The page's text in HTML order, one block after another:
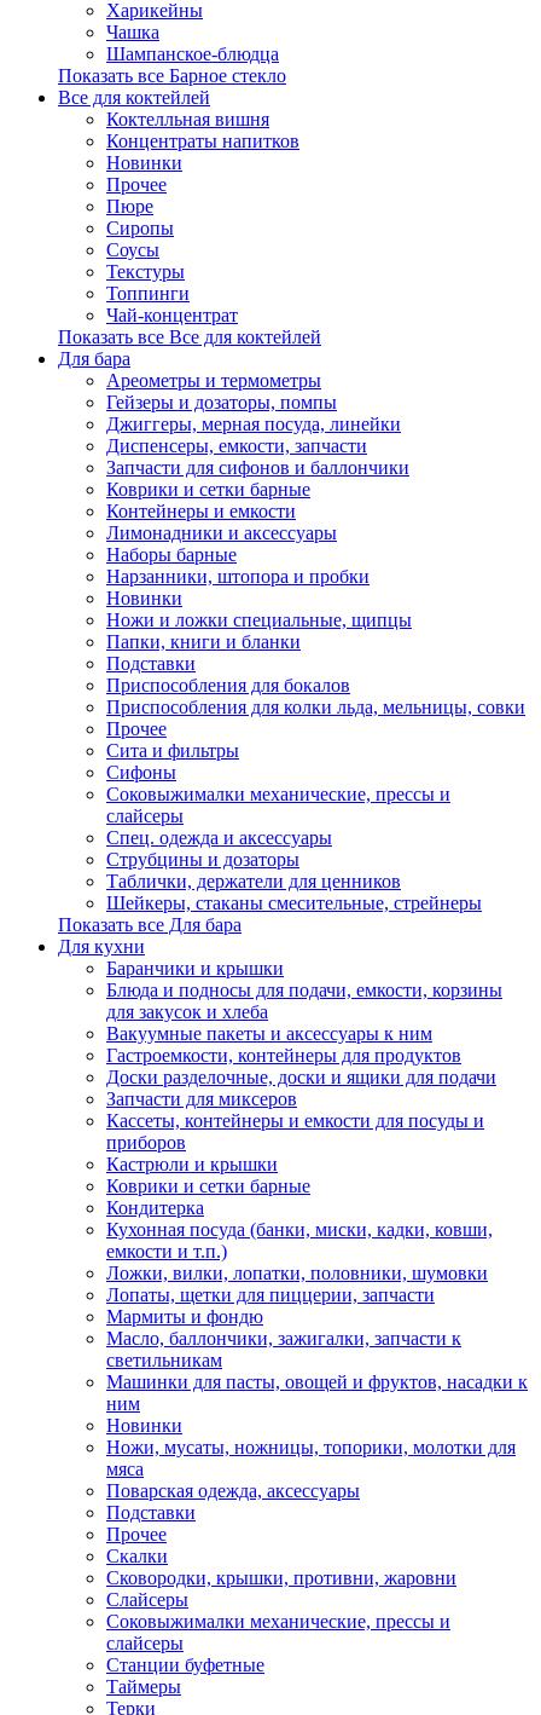
Харикейны
Чашка
Шампанское-блюдца
Показать все Барное стекло
Все для коктейлей
Коктелльная вишня
Концентраты напитков
Новинки
Прочее
Пюре
Сиропы
Соусы
Текстуры
Топпинги
Чай-концентрат
Показать все Все для коктейлей
Для бара
Ареометры и термометры
Гейзеры и дозаторы, помпы
Джиггеры, мерная посуда, линейки
Диспенсеры, емкости, запчасти
Запчасти для сифонов и баллончики
Коврики и сетки барные
Контейнеры и емкости
Лимонадники и аксессуары
Наборы барные
Нарзанники, штопора и пробки
Новинки
Ножи и ложки специальные, щипцы
Папки, книги и бланки
Подставки
Приспособления для бокалов
Приспособления для колки льда, мельницы, совки
Прочее
Сита и фильтры
Сифоны
Соковыжималки механические, прессы и
слайсеры
Спец. одежда и аксессуары
Струбцины и дозаторы
Таблички, держатели для ценников
Шейкеры, стаканы смесительные, стрейнеры
Показать все Для бара
Для кухни
Баранчики и крышки
Блюда и подносы для подачи, емкости, корзины
для закусок и хлеба
Вакуумные пакеты и аксессуары к ним
Гастроемкости, контейнеры для продуктов
Доски разделочные, доски и ящики для подачи
Запчасти для миксеров
Кассеты, контейнеры и емкости для посуды и
приборов
Кастрюли и крышки
Коврики и сетки барные
Кондитерка
Кухонная посуда (банки, миски, кадки, ковши,
емкости и т.п.)
Ложки, вилки, лопатки, половники, шумовки
Лопаты, щетки для пиццерии, запчасти
Мармиты и фондю
Масло, баллончики, зажигалки, запчасти к
светильникам
Машинки для пасты, овощей и фруктов, насадки к
ним
Новинки
Ножи, мусаты, ножницы, топорики, молотки для
мяса
Поварская одежда, аксессуары
Подставки
Прочее
Скалки
Сковородки, крышки, противни, жаровни
Слайсеры
Соковыжималки механические, прессы и
слайсеры
Станции буфетные
Таймеры
Терки